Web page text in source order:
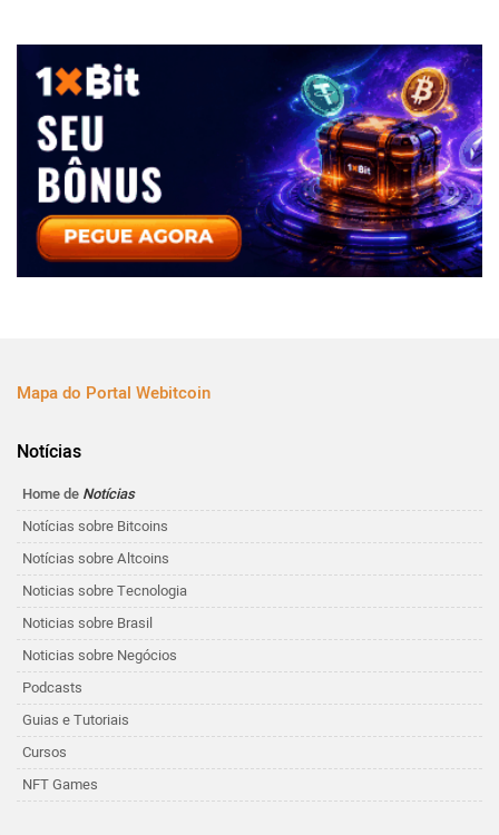
Mapa do Portal Webitcoin
Notícias
Home de Notícias
Notícias sobre Bitcoins
Notícias sobre Altcoins
Noticias sobre Tecnologia
Noticias sobre Brasil
Noticias sobre Negócios
Podcasts
Guias e Tutoriais
Cursos
NFT Games